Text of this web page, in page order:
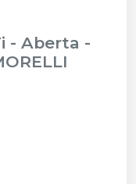
- Aberta -